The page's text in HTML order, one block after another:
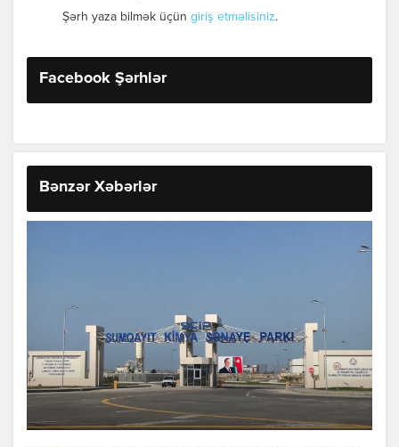
Şərh yaza bilmək üçün giriş etməlisiniz.
Facebook Şərhlər
Bənzər Xəbərlər